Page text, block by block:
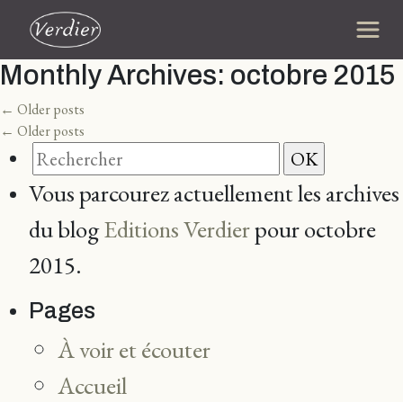
Monthly Archives: octobre 2015
← Older posts
← Older posts
Vous parcourez actuellement les archives
du blogEditions Verdierpour octobre
2015.
Pages
À voir et écouter
Accueil